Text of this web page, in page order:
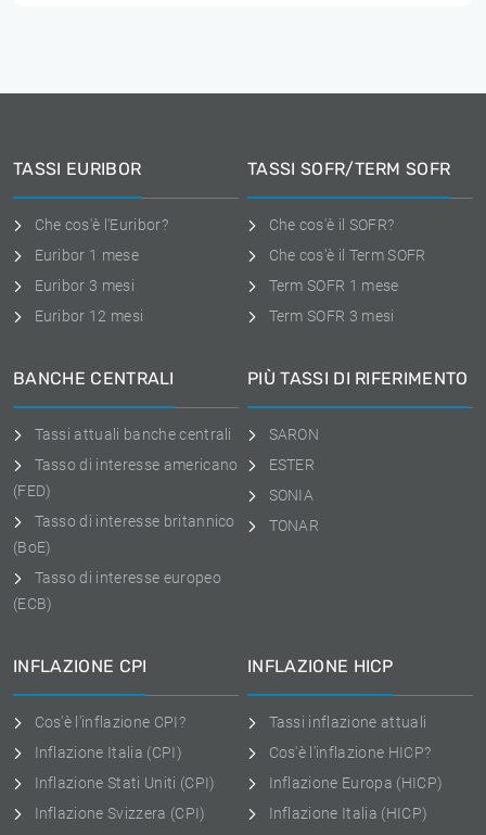
TASSI EURIBOR
Che cos'è l'Euribor?
Euribor 1 mese
Euribor 3 mesi
Euribor 12 mesi
TASSI SOFR/TERM SOFR
Che cos'è il SOFR?
Che cos'è il Term SOFR
Term SOFR 1 mese
Term SOFR 3 mesi
BANCHE CENTRALI
Tassi attuali banche centrali
Tasso di interesse americano
(FED)
Tasso di interesse britannico
(BoE)
Tasso di interesse europeo
(ECB)
PIÙ TASSI DI RIFERIMENTO
SARON
ESTER
SONIA
TONAR
INFLAZIONE CPI
Cos'è l'inflazione CPI?
Inflazione Italia (CPI)
Inflazione Stati Uniti (CPI)
Inflazione Svizzera (CPI)
INFLAZIONE HICP
Tassi inflazione attuali
Cos'è l'inflazione HICP?
Inflazione Europa (HICP)
Inflazione Italia (HICP)